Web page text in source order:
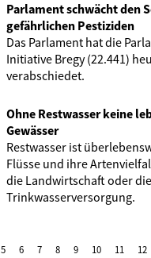
Parlament schwächt den
gefährlichen Pestiziden
Das Parlament hat die
Initiative Bregy (22.441)
verabschiedet.
Ohne Restwasser keine
Gewässer
Restwasser ist
Flüsse und ihre
die Landwirtschaft oder die
Trinkwasserversorgung.
5 6 7 8 9 10 11 12